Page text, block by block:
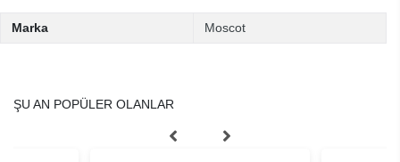
Marka Moscot
ŞU AN POPÜLER OLANLAR